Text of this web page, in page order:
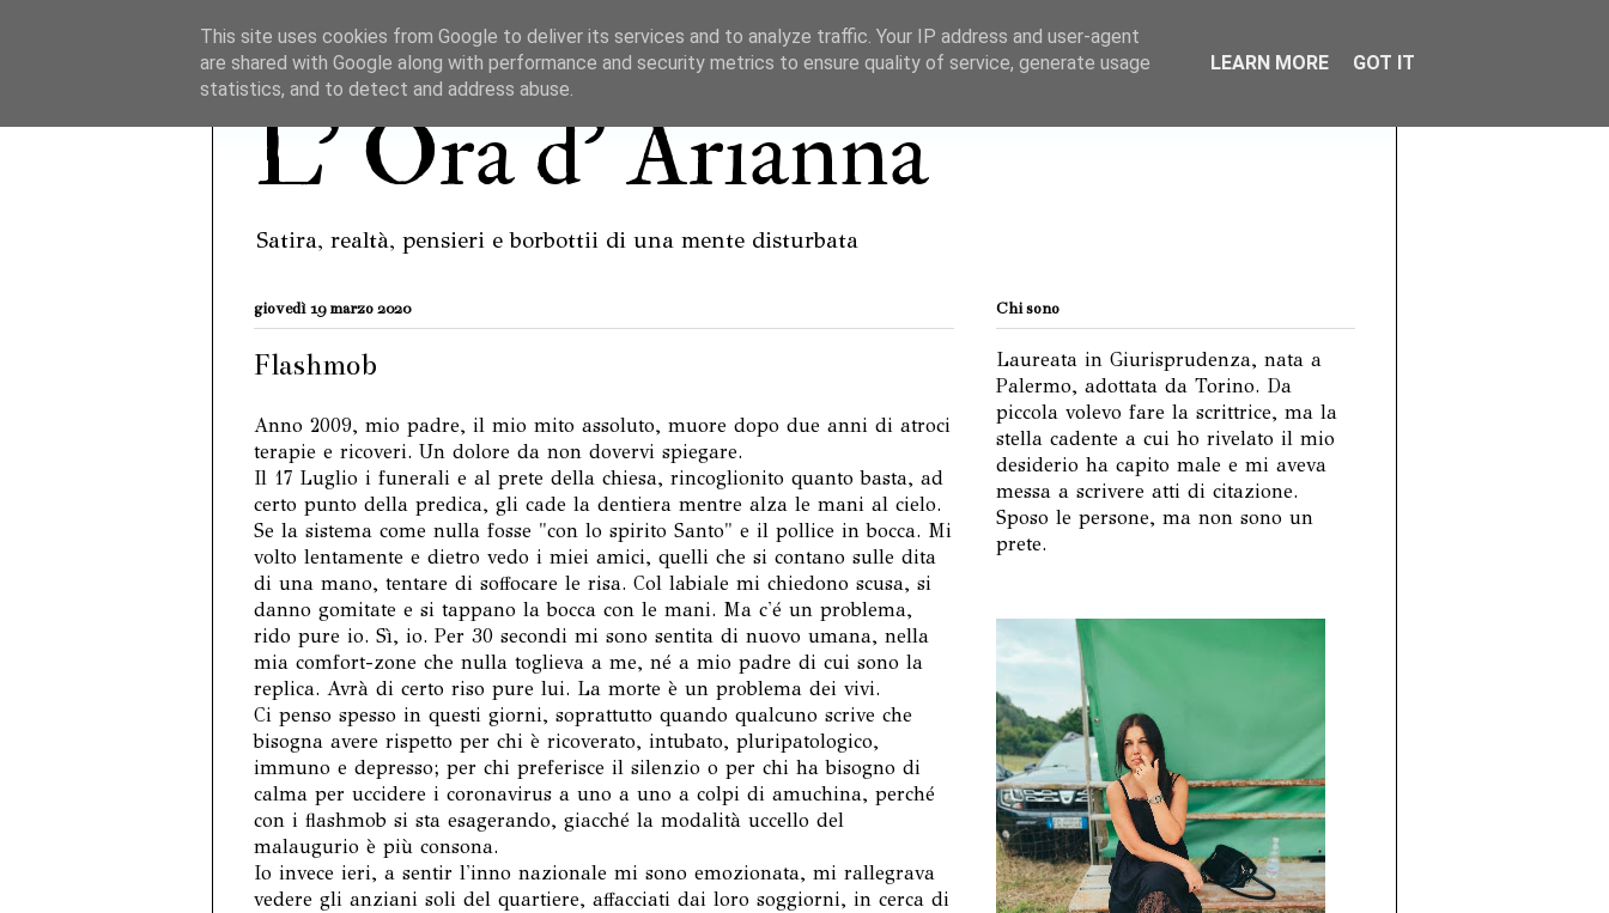
L' Ora d' Arianna
Satira, realtà, pensieri e borbottii di una mente disturbata
giovedì 19 marzo 2020
Flashmob
Anno 2009, mio padre, il mio mito assoluto, muore dopo due anni di atroci
terapie e ricoveri. Un dolore da non dovervi spiegare.
Il 17 Luglio i funerali e al prete della chiesa, rincoglionito quanto basta, ad
certo punto della predica, gli cade la dentiera mentre alza le mani al cielo.
Se la sistema come nulla fosse "con lo spirito Santo" e il pollice in bocca. Mi
volto lentamente e dietro vedo i miei amici, quelli che si contano sulle dita
di una mano, tentare di soffocare le risa. Col labiale mi chiedono scusa, si
danno gomitate e si tappano la bocca con le mani. Ma c'é un problema,
rido pure io. Sì, io. Per 30 secondi mi sono sentita di nuovo umana, nella
mia comfort-zone che nulla toglieva a me, né a mio padre di cui sono la
replica. Avrà di certo riso pure lui. La morte è un problema dei vivi.
Ci penso spesso in questi giorni, soprattutto quando qualcuno scrive che
bisogna avere rispetto per chi è ricoverato, intubato, pluripatologico,
immuno e depresso; per chi preferisce il silenzio o per chi ha bisogno di
calma per uccidere i coronavirus a uno a uno a colpi di amuchina, perché
con i flashmob si sta esagerando, giacché la modalità uccello del
malaugurio è più consona.
Io invece ieri, a sentir l'inno nazionale mi sono emozionata, mi rallegrava
vedere gli anziani soli del quartiere, affacciati dai loro soggiorni, in cerca di
Chi sono
Laureata in Giurisprudenza, nata a
Palermo, adottata da Torino. Da
piccola volevo fare la scrittrice, ma la
stella cadente a cui ho rivelato il mio
desiderio ha capito male e mi aveva
messa a scrivere atti di citazione.
Sposo le persone, ma non sono un
prete.
This site uses cookies from Google to deliver its services and to analyze traffic. Your IP address and user-agent
are shared with Google along with performance and security metrics to ensure quality of service, generate usage
statistics, and to detect and address abuse.
LEARN MORE GOT IT